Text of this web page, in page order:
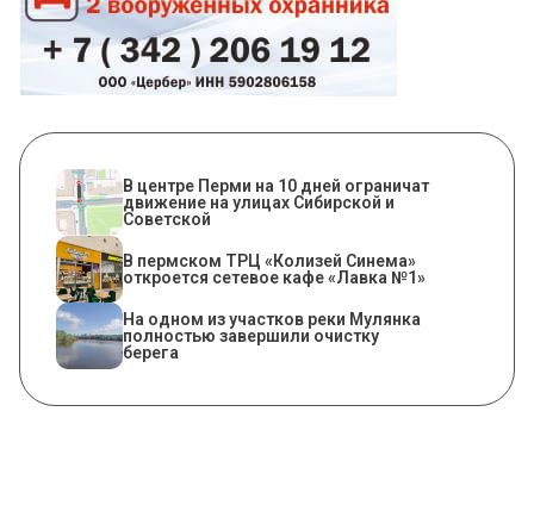
В центре Перми на 10 дней ограничат
движение на улицах Сибирской и
Советской
​В пермском ТРЦ «Колизей Синема»
откроется сетевое кафе «Лавка №1»
На одном из участков реки Мулянка
полностью завершили очистку
берега